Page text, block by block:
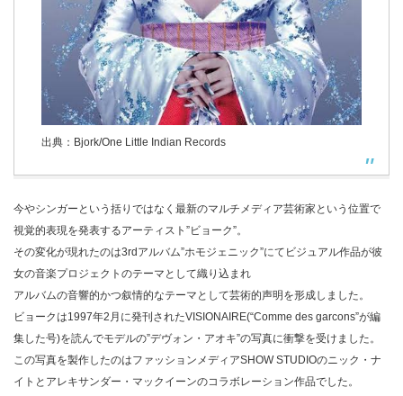
出典：Bjork/One Little Indian Records
今やシンガーという括りではなく最新のマルチメディア芸術家という位置で
視覚的表現を発表するアーティスト”ビョーク”。
その変化が現れたのは3rdアルバム”ホモジェニック”にてビジュアル作品が彼
女の音楽プロジェクトのテーマとして織り込まれ
アルバムの音響的かつ叙情的なテーマとして芸術的声明を形成しました。
ビョークは1997年2月に発刊されたVISIONAIRE(“Comme des garcons”が編
集した号)を読んでモデルの”デヴォン・アオキ”の写真に衝撃を受けました。
この写真を製作したのはファッションメディアSHOW STUDIOのニック・ナ
イトとアレキサンダー・マックイーンのコラボレーション作品でした。